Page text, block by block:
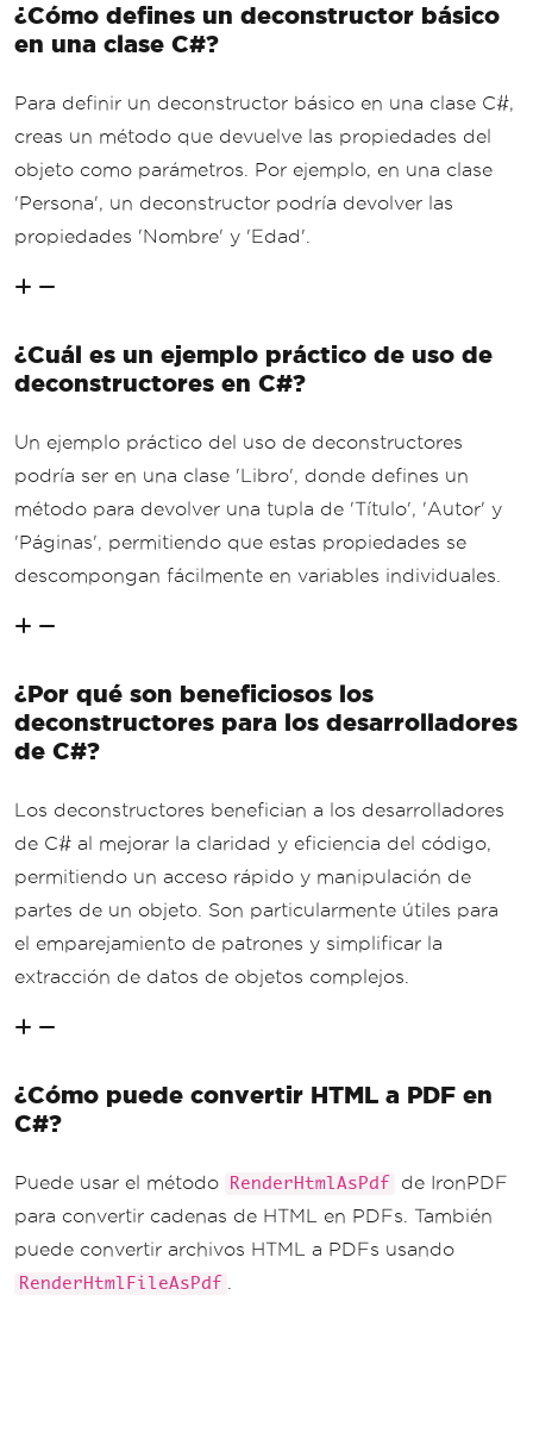
¿Cómo defines un deconstructor básico
en una clase C#?
Para definir un deconstructor básico en una clase C#,
creas un método que devuelve las propiedades del
objeto como parámetros. Por ejemplo, en una clase
'Persona', un deconstructor podría devolver las
propiedades 'Nombre' y 'Edad'.
¿Cuál es un ejemplo práctico de uso de
deconstructores en C#?
Un ejemplo práctico del uso de deconstructores
podría ser en una clase 'Libro', donde defines un
método para devolver una tupla de 'Título', 'Autor' y
'Páginas', permitiendo que estas propiedades se
descompongan fácilmente en variables individuales.
¿Por qué son beneficiosos los
deconstructores para los desarrolladores
de C#?
Los deconstructores benefician a los desarrolladores
de C# al mejorar la claridad y eficiencia del código,
permitiendo un acceso rápido y manipulación de
partes de un objeto. Son particularmente útiles para
el emparejamiento de patrones y simplificar la
extracción de datos de objetos complejos.
¿Cómo puede convertir HTML a PDF en
C#?
Puede usar el método RenderHtmlAsPdf
de IronPDF
para convertir cadenas de HTML en PDFs. También
puede convertir archivos HTML a PDFs usando
RenderHtmlFileAsPdf